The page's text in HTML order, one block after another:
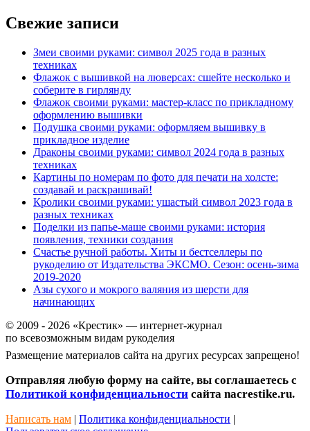
Свежие записи
Змеи своими руками: символ 2025 года в разных
техниках
Флажок с вышивкой на люверсах: сшейте несколько и
соберите в гирлянду
Флажок своими руками: мастер-класс по прикладному
оформлению вышивки
Подушка своими руками: оформляем вышивку в
прикладное изделие
Драконы своими руками: символ 2024 года в разных
техниках
Картины по номерам по фото для печати на холсте:
создавай и раскрашивай!
Кролики своими руками: ушастый символ 2023 года в
разных техниках
Поделки из папье-маше своими руками: история
появления, техники создания
Счастье ручной работы. Хиты и бестселлеры по
рукоделию от Издательства ЭКСМО. Сезон: осень-зима
2019-2020
Азы сухого и мокрого валяния из шерсти для
начинающих
© 2009 - 2026 «Крестик» — интернет-журнал
по всевозможным видам рукоделия
Размещение материалов сайта на других ресурсах запрещено!
Отправляя любую форму на сайте, вы соглашаетесь с
Политикой конфиденциальности сайта nacrestike.ru.
Написать нам | Политика конфиденциальности |